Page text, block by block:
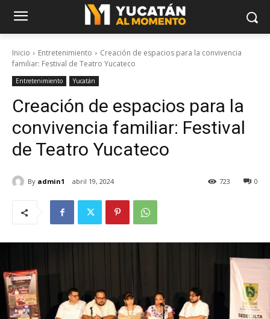
Inicio Entretenimiento
Creación de espacios para la convivencia
familiar: Festival de Teatro Yucateco
Entretenimiento Yucatán
Creación de espacios para la
convivencia familiar: Festival
de Teatro Yucateco
By admin1 abril 19, 2024 0
723